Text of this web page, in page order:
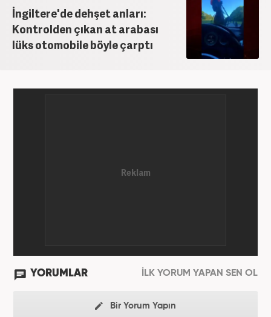
İngiltere'de dehşet anları:
Kontrolden çıkan at arabası
lüks otomobile böyle çarptı
YORUMLAR İLK YORUM YAPAN SEN OL
Bir Yorum Yapın